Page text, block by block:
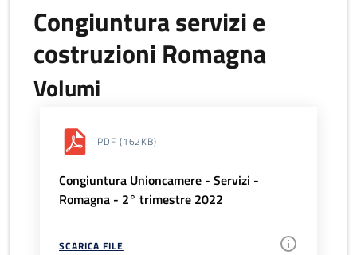
Congiuntura servizi e
costruzioni Romagna
Volumi
PDF (162KB)
Congiuntura Unioncamere - Servizi -
Romagna - 2° trimestre 2022
SCARICA FILE